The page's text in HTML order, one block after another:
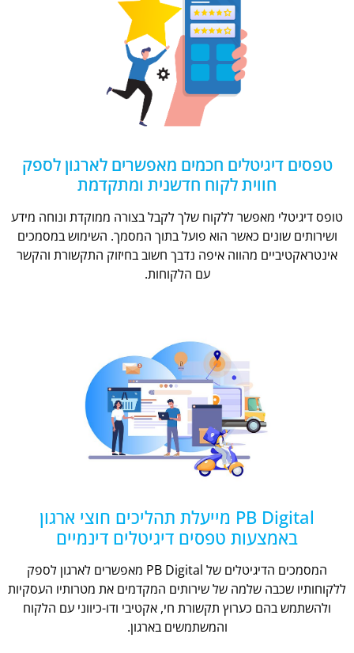
טפסים דיגיטלים חכמים מאפשרים לארגון לספק
חווית לקוח חדשנית ומתקדמת
טופס דיגיטלי מאפשר ללקוח שלך לקבל בצורה ממוקדת ונוחה מידע
ושירותים שונים כאשר הוא פועל בתוך המסמך. השימוש במסמכים
אינטראקטיביים מהווה איפה נדבך חשוב בחיזוק התקשורת והקשר
עם הלקוחות.
PB Digital מייעלת תהליכים חוצי ארגון
באמצעות טפסים דיגיטלים דינמיים
המסמכים הדיגיטלים של PB Digital מאפשרים לארגון לספק
ללקוחותיו שכבה שלמה של שירותים המקדמים את מטרותיו העסקיות
ולהשתמש בהם כערוץ תקשורת חי, אקטיבי ודו-כיווני עם הלקוח
והמשתמשים בארגון.